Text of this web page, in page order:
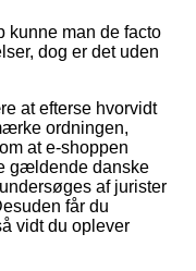
kunne man de facto
dog er det uden
at efterse hvorvidt
ordningen,
at e-shoppen
gældende danske
af jurister
får du
vidt du oplever